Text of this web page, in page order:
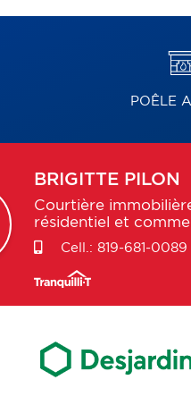
POÊLE
BRIGITTE PILON
Courtière
résidentiel et
Cell.: 819-681-0089